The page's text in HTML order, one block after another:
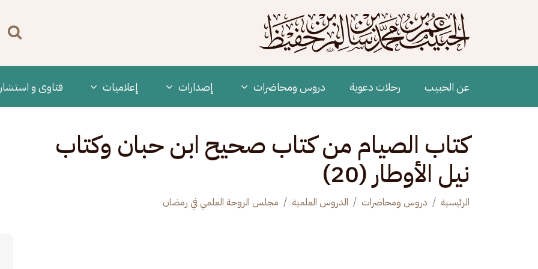
Main navigation
عن الحبيب رحلات دعوية دروس ومحاضرات ‫إصدارات إعلاميات فتاوى و
كتاب الصيام من كتاب صحيح ابن حبان وكتاب
نيل الأوطار (20)
الرئيسية دروس ومحاضرات الدروس العلمية مجلس الروحة العلمي في رمضان